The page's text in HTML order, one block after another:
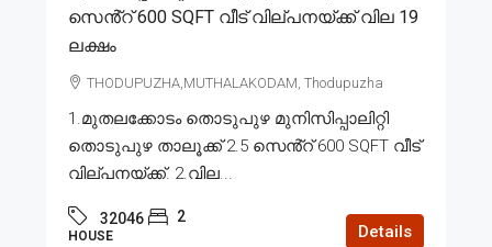
സെൻ്റ് 600 SQFT വീട് വില്പനയ്ക്ക് വില 19
ലക്ഷം
THODUPUZHA,MUTHALAKODAM, Thodupuzha
1.മുതലക്കോടം തൊടുപുഴ മുനിസിപ്പാലിറ്റി
തൊടുപുഴ താലൂക്ക് 2.5 സെൻ്റ് 600 SQFT വീട്
വില്പനയ്ക്ക്. 2.വില...
32046 2
HOUSE Details